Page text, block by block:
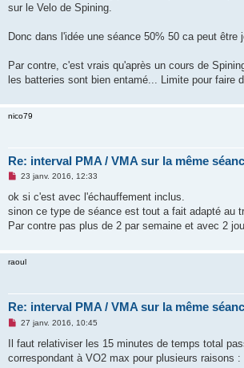
l
sur le Velo de Spining.
Donc dans l'idée une séance 50% 50 ca peut être
Par contre, c'est vrais qu'après un cours de
les batteries sont bien entamé... Limite pour faire
nico79
Re: interval PMA / VMA sur la même
M
s
a
g
o
n
23 janv. 2016, 12:33
ok si c'est avec l'échauffement inclus.
sinon ce type de séance est tout a fait adapté au
Par contre pas plus de 2 par semaine et avec 2
raoul
Re: interval PMA / VMA sur la même
M
s
a
27 janv. 2016, 10:45
Il faut relativiser les 15 minutes de temps total
correspondant à VO2 max pour plusieurs raisons :